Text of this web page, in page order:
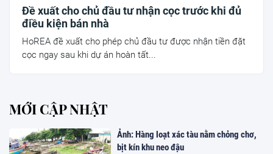
Đề xuất cho chủ đầu tư nhận cọc trước khi đủ
điều kiện bán nhà
HoREA đề xuất cho phép chủ đầu tư được nhận tiền đặt
cọc ngay sau khi dự án hoàn tất...
MỚI CẬP NHẬT
Ảnh: Hàng loạt xác tàu nằm chỏng chơ,
bịt kín khu neo đậu